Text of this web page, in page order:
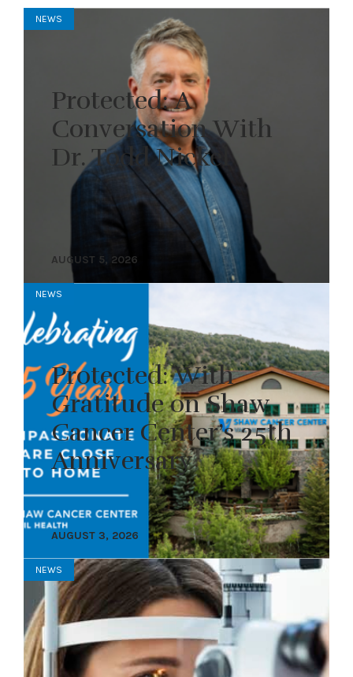
NEWS
Protected: A
Conversation With
Dr. Todd Nickel
AUGUST 5, 2026
NEWS
Protected: With
Gratitude on Shaw
Cancer Center’s 25th
Anniversary
AUGUST 3, 2026
NEWS